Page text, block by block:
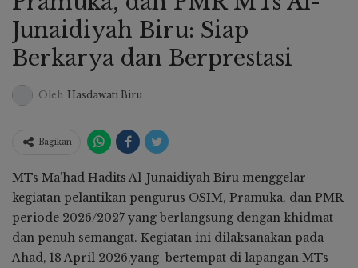
Junaidiyah Biru: Siap
Berkarya dan Berprestasi
Oleh Hasdawati Biru
Bagikan
MTs Ma’had Hadits Al-Junaidiyah Biru menggelar
kegiatan pelantikan pengurus OSIM, Pramuka, dan PMR
periode 2026/2027 yang berlangsung dengan khidmat
dan penuh semangat. Kegiatan ini dilaksanakan pada
Ahad, 18 April 2026,yang bertempat di lapangan MTs